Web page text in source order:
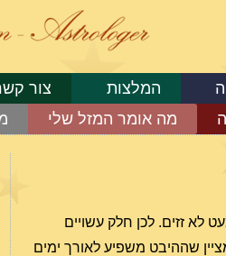
המלצות צור
מה אומר המזל שלי
לא זזים. לכן חלק עשויים
שההיבט משפיע לאורך ימים